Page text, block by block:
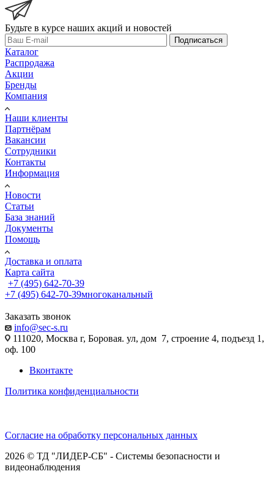
Будьте в курсе наших акций и новостей
Подписаться
Каталог
Распродажа
Акции
Бренды
Компания
Наши клиенты
Партнёрам
Вакансии
Сотрудники
Контакты
Информация
Новости
Статьи
База знаний
Документы
Помощь
Доставка и оплата
Карта сайта
+7 (495) 642-70-39
+7 (495) 642-70-39многоканальный
Заказать звонок
info@sec-s.ru
111020, Москва г, Боровая. ул, дом 7, строение 4, подъезд 1,
оф. 100
Вконтакте
Политика конфиденциальности
Согласие на обработку персональных данных
2026 © ТД "ЛИДЕР-СБ" - Системы безопасности и
видеонаблюдения